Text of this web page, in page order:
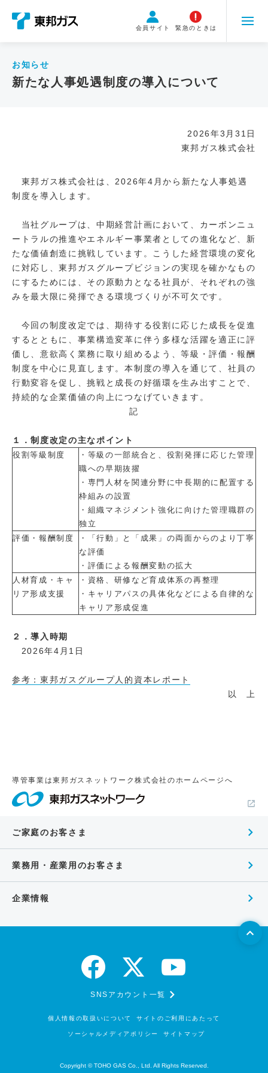
会員サイト 緊急のときは
お知らせ
新たな人事処遇制度の導入について
2026年3月31日
東邦ガス株式会社
東邦ガス株式会社は、2026年4月から新たな人事処遇
制度を導入します。
当社グループは、中期経営計画において、カーボンニュ
ートラルの推進やエネルギー事業者としての進化など、新
たな価値創造に挑戦しています。こうした経営環境の変化
に対応し、東邦ガスグループビジョンの実現を確かなもの
にするためには、その原動力となる社員が、それぞれの強
みを最大限に発揮できる環境づくりが不可欠です。
今回の制度改定では、期待する役割に応じた成長を促進
するとともに、事業構造変革に伴う多様な活躍を適正に評
価し、意欲高く業務に取り組めるよう、等級・評価・報酬
制度を中心に見直します。本制度の導入を通じて、社員の
行動変容を促し、挑戦と成長の好循環を生み出すことで、
持続的な企業価値の向上につなげていきます。
記
１．制度改定の主なポイント
役割等級制度
・等級の一部統合と、役割発揮に応じた管理
職への早期抜擢
・専門人材を関連分野に中長期的に配置する
枠組みの設置
・組織マネジメント強化に向けた管理職群の
独立
評価・報酬制度
・「行動」と「成果」の両面からのより丁寧
な評価
・評価による報酬変動の拡大
人材育成・キャ
リア形成支援
・資格、研修など育成体系の再整理
・キャリアパスの具体化などによる自律的な
キャリア形成促進
２．導入時期
2026年4月1日
参考：東邦ガスグループ人的資本レポート
以 上
導管事業は東邦ガスネットワーク株式会社のホームページへ
ご家庭のお客さま
業務用・産業用のお客さま
企業情報
SNSアカウント一覧
個人情報の取扱いについて サイトのご利用にあたって
ソーシャルメディアポリシー サイトマップ
Copyright © TOHO GAS Co., Ltd. All Rights Reserved.